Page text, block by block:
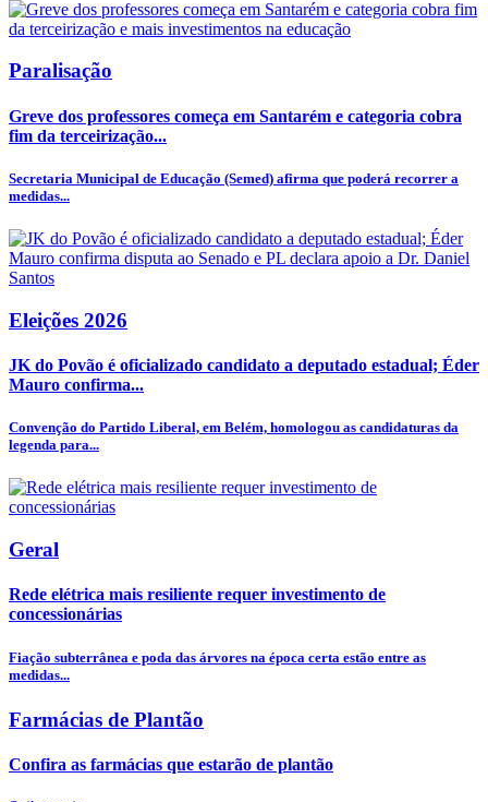
Paralisação
Greve dos professores começa em Santarém e categoria cobra
fim da terceirização...
Secretaria Municipal de Educação (Semed) afirma que poderá recorrer a
medidas...
Eleições 2026
JK do Povão é oficializado candidato a deputado estadual; Éder
Mauro confirma...
Convenção do Partido Liberal, em Belém, homologou as candidaturas da
legenda para...
Geral
Rede elétrica mais resiliente requer investimento de
concessionárias
Fiação subterrânea e poda das árvores na época certa estão entre as
medidas...
Farmácias de Plantão
Confira as farmácias que estarão de plantão